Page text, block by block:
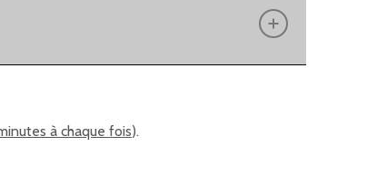
à chaque fois).